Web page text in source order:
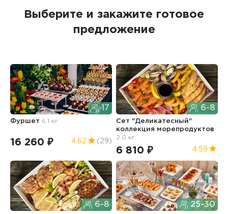
Выберите и закажите готовое
предложение
17
Фуршет 6.1 кг
16 260 ₽ 4.62 (29)
6-8
Сет "Деликатесный"
коллекция морепродуктов
2.0 кг
6 810 ₽ 4.59
6-8 25-30